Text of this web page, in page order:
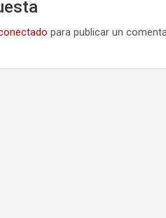
para publicar un